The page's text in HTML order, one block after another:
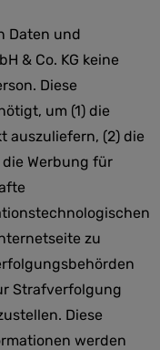
Daten und
& Co. KG keine
Diese
um (1) die
auszuliefern, (2) die
Werbung für
zu
Strafverfolgung
Diese
werden